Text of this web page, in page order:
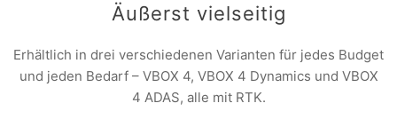
Äußerst vielseitig
Erhältlich in drei verschiedenen Varianten für jedes Budget
und jeden Bedarf – VBOX 4, VBOX 4 Dynamics und VBOX
4 ADAS, alle mit RTK.